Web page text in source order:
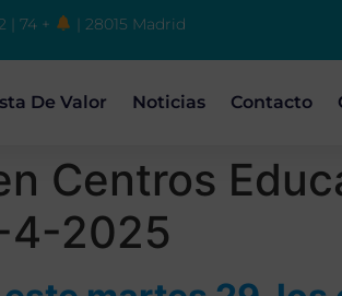
| 74 + | 28015 Madrid
De Valor Noticias Contacto
Centros
4-2025